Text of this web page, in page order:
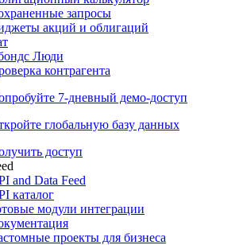
запросы
акций и облигаций
Люди
контрагента
7-дневный демо-доступ
глобальную базу данных
доступ
and Data Feed
каталог
модули интеграции
проекты для бизнеса